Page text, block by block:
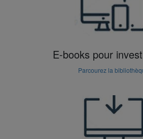
E-books pour
Parcourez la